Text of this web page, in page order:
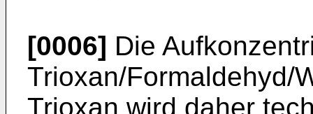
[0006] Die
Trioxan/Formaldehyd/
Trioxan wird daher